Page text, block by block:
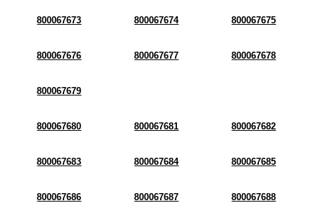
800067673 800067674 800067675
800067676 800067677 800067678
800067679
800067680 800067681 800067682
800067683 800067684 800067685
800067686 800067687 800067688